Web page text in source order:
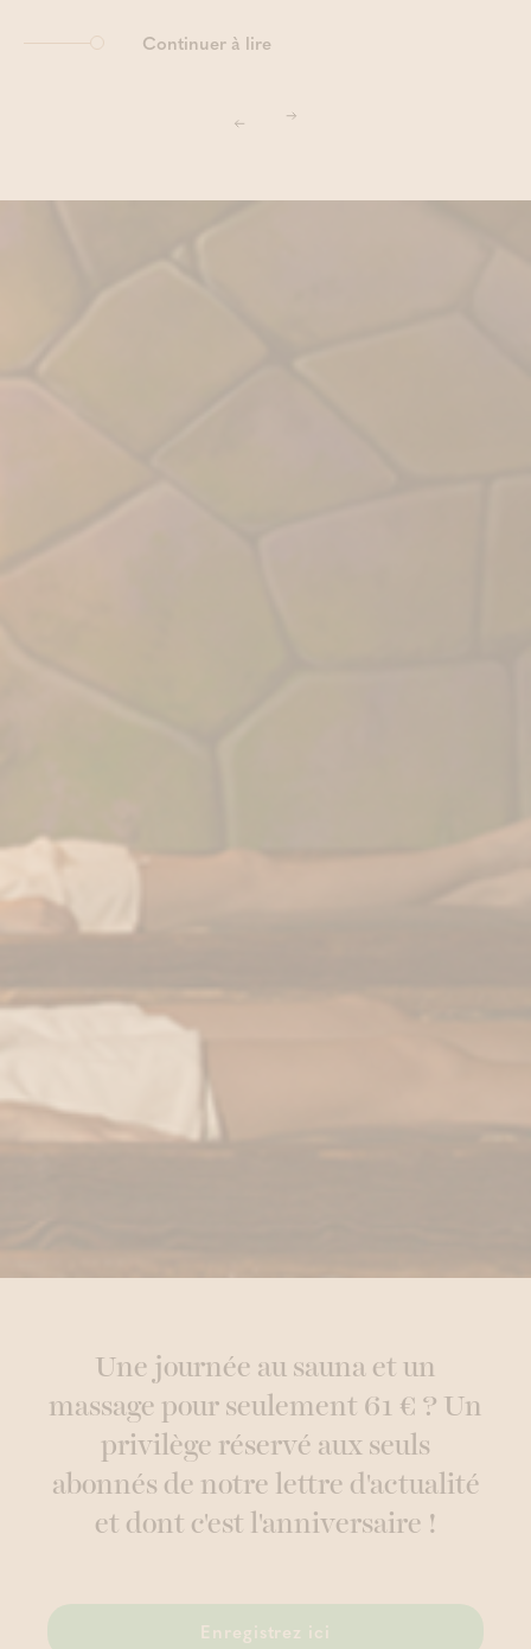
Continuer à lire
Une journée au sauna et un
massage pour seulement 61 € ? Un
privilège réservé aux seuls
abonnés de notre lettre d'actualité
et dont c'est l'anniversaire !
Enregistrez ici